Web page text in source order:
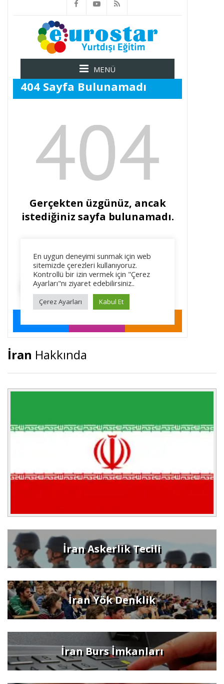
İran Hakkında
İran Askerlik Tecili
İran Yök Denklik
İran Burs İmkanları